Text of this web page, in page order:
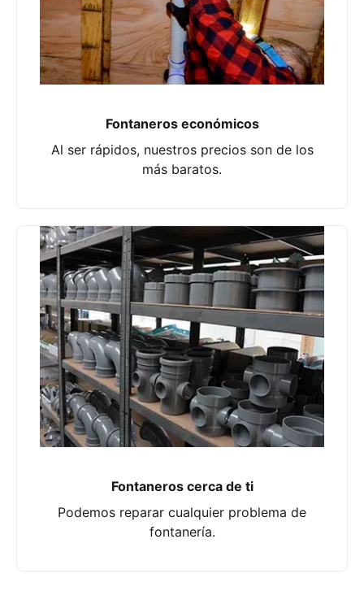
Fontaneros económicos
Al ser rápidos, nuestros precios son de los
más baratos.
Fontaneros cerca de ti
Podemos reparar cualquier problema de
fontanería.